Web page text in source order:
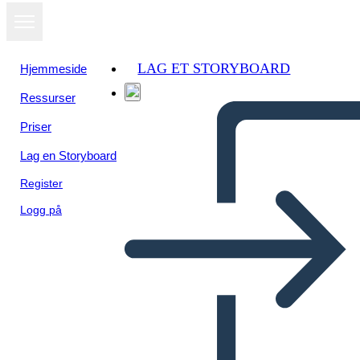
Hjemmeside
Ressurser
Priser
Lag en Storyboard
Register
Logg på
LAG ET STORYBOARD